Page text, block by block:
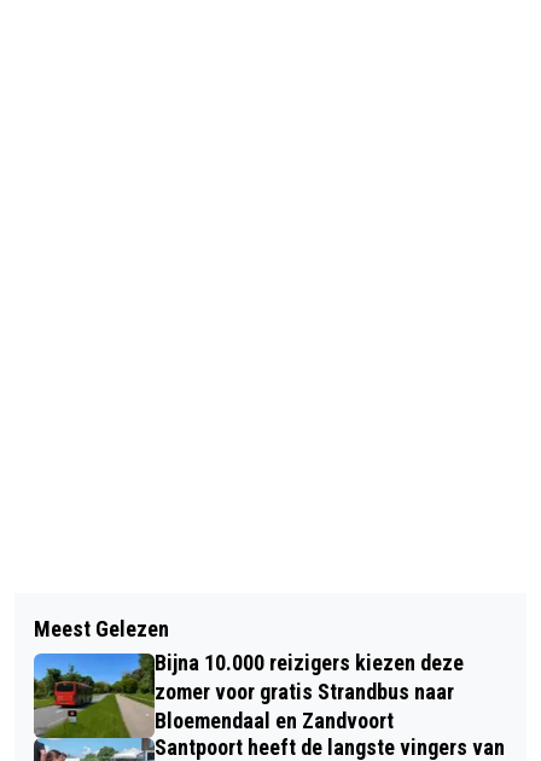
EXPOSITIE ILLUSTRATOR ERIC J.
COOLEN GEOPEND IN ZANDVOORTS
MUSEUM
POLITIE NOORD-HOLLAND GAAT
VAKER DRONES GEBRUIKEN
Meest Gelezen
Bijna 10.000 reizigers kiezen deze
zomer voor gratis Strandbus naar
Bloemendaal en Zandvoort
Santpoort heeft de langste vingers van